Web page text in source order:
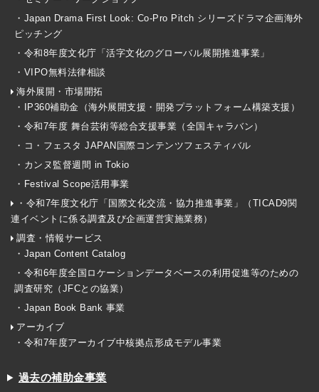
・Japan Drama First Look: Co-Pro Pitch シリーズドラマ企画海外
ピッチング
・令和8年度文化庁「活字文化のグローバル展開推進事業」
・VIPO無料法律相談
海外展開・市場開拓
・IP360補助金（海外展開支援・開発プラットフォーム構築支援）
・令和7年度 舞台芸術等総合支援事業（全国キャラバン）
・コ・フェスタ JAPAN国際コンテンツフェスティバル
・カンヌ監督週間 in Tokio
・Festival Scope活用事業
・令和7年度文化庁「国際文化交流・協力推進事業」（TICAD9関
連イベントに係る調査及び企画運営実施業務）
調査・情報サービス
・Japan Content Catalog
・令和6年度全国ロケーションデータベースの利用促進等のための
調査研究（JFCとの協業）
・Japan Book Bank 事業
アーカイブ
・令和7年度アーカイブ中核拠点形成モデル事業
過去の補助金事業